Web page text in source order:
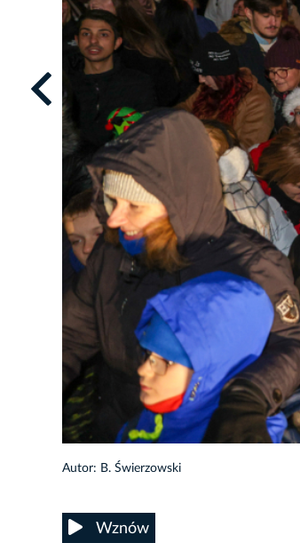
Autor: B. Świerzowski
Wznów